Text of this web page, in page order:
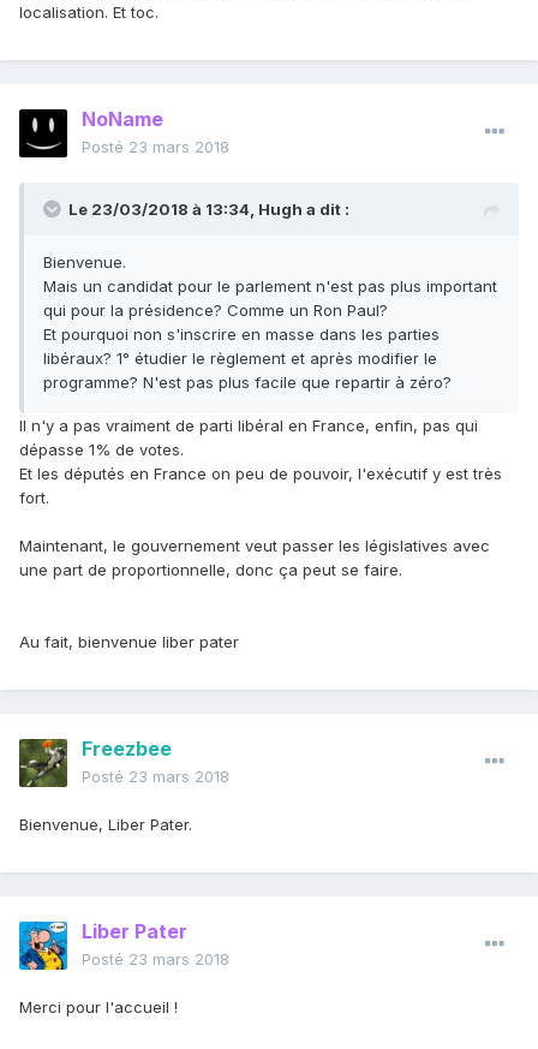
localisation. Et toc.
NoName
Posté 23 mars 2018
Le 23/03/2018 à 13:34, Hugh a dit :
Bienvenue.
Mais un candidat pour le parlement n'est pas plus important
qui pour la présidence? Comme un Ron Paul?
Et pourquoi non s'inscrire en masse dans les parties
libéraux? 1° étudier le règlement et après modifier le
programme? N'est pas plus facile que repartir à zéro?
Il n'y a pas vraiment de parti libéral en France, enfin, pas qui
dépasse 1% de votes.
Et les députés en France on peu de pouvoir, l'exécutif y est très
fort.
Maintenant, le gouvernement veut passer les législatives avec
une part de proportionnelle, donc ça peut se faire.
Au fait, bienvenue liber pater
Freezbee
Posté 23 mars 2018
Bienvenue, Liber Pater.
Liber Pater
Posté 23 mars 2018
Merci pour l'accueil !